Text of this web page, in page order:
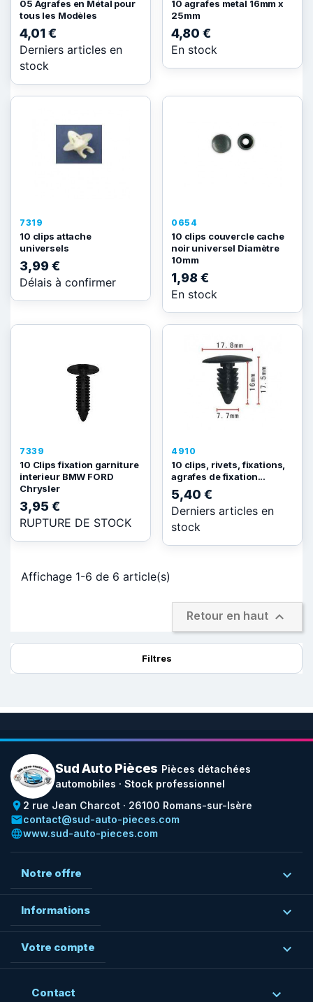
05 Agrafes en Métal pour
tous les Modèles
4,01 €
Derniers articles en
stock
10 agrafes metal 16mm x
25mm
4,80 €
En stock
7319
10 clips attache
universels
3,99 €
Délais à confirmer
0654
10 clips couvercle cache
noir universel Diamètre
10mm
1,98 €
En stock
7339
10 Clips fixation garniture
interieur BMW FORD
Chrysler
3,95 €
RUPTURE DE STOCK
4910
10 clips, rivets, fixations,
agrafes de fixation...
5,40 €
Derniers articles en
stock
Affichage 1-6 de 6 article(s)
Retour en haut 
Filtres
Sud Auto Pièces Pièces détachées
automobiles · Stock professionnel
place 2 rue Jean Charcot · 26100 Romans-sur-Isère
emailcontact@sud-auto-pieces.com
languagewww.sud-auto-pieces.com
Notre offre 
Informations 
Votre compte 
Contact 